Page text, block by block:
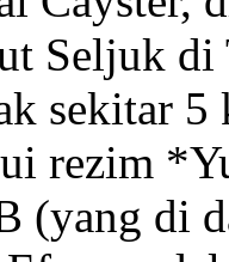
Seljuk
sekitar 5
rezim
(yang di